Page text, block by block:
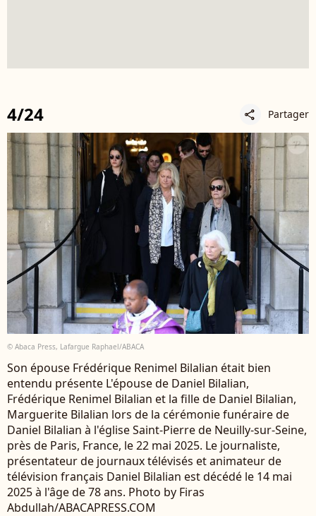
4/24 share Partager
© Abaca Press, Lafargue Raphael/ABACA
Son épouse Frédérique Renimel Bilalian était bien
entendu présente L'épouse de Daniel Bilalian,
Frédérique Renimel Bilalian et la fille de Daniel Bilalian,
Marguerite Bilalian lors de la cérémonie funéraire de
Daniel Bilalian à l'église Saint-Pierre de Neuilly-sur-Seine,
près de Paris, France, le 22 mai 2025. Le journaliste,
présentateur de journaux télévisés et animateur de
télévision français Daniel Bilalian est décédé le 14 mai
2025 à l'âge de 78 ans. Photo by Firas
Abdullah/ABACAPRESS.COM